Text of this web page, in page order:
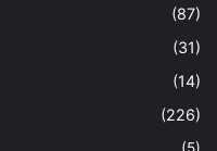
(87)
(31)
(14)
(226)